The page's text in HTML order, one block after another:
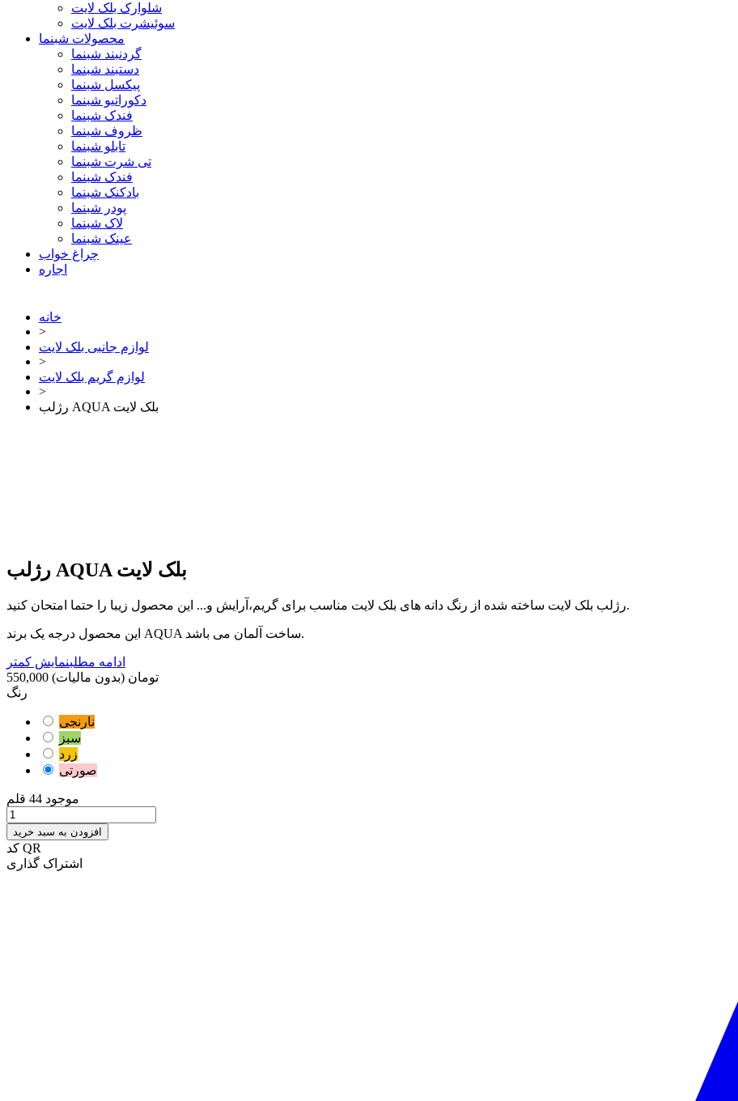
شلوارک بلک لایت
سوئیشرت بلک لایت
محصولات شبنما
گردنبند شبنما
دستبند شبنما
پیکسل شبنما
دکوراتیو شبنما
فندک شبنما
ظروف شبنما
تابلو شبنما
تی شرت شبنما
فندک شبنما
بادکنک شبنما
پودر شبنما
لاک شبنما
عینک شبنما
چراغ خواب
اجاره
خانه
>
لوازم جانبی بلک لایت
>
لوازم گریم بلک لایت
>
رژلب AQUA بلک لایت
رژلب AQUA بلک لایت
رژلب بلک لایت ساخته شده از رنگ دانه های بلک لایت مناسب برای گریم،آرایش و... این محصول زیبا را حتما امتحان کنید.
این محصول درجه یک برند AQUA ساخت آلمان می باشد.
ادامه مطلبنمایش کمتر
550,000 تومان (بدون مالیات)
رنگ
نارنجی
سبز
زرد
صورتی
موجود 44 قلم
افزودن به سبد خرید
کد QR
اشتراک گذاری